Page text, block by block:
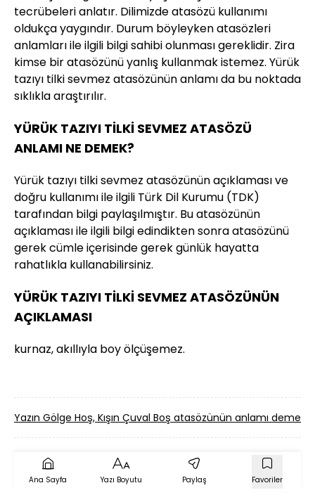
tecrübeleri anlatır. Dilimizde atasözü kullanımı
oldukça yaygındır. Durum böyleyken atasözleri
anlamları ile ilgili bilgi sahibi olunması gereklidir. Zira
kimse bir atasözünü yanlış kullanmak istemez. Yürük
tazıyı tilki sevmez atasözünün anlamı da bu noktada
sıklıkla araştırılır.
YÜRÜK TAZIYI TİLKİ SEVMEZ ATASÖZÜ
ANLAMI NE DEMEK?
Yürük tazıyı tilki sevmez atasözünün açıklaması ve
doğru kullanımı ile ilgili Türk Dil Kurumu (TDK)
tarafından bilgi paylaşılmıştır. Bu atasözünün
açıklaması ile ilgili bilgi edindikten sonra atasözünü
gerek cümle içerisinde gerek günlük hayatta
rahatlıkla kullanabilirsiniz.
YÜRÜK TAZIYI TİLKİ SEVMEZ ATASÖZÜNÜN
AÇIKLAMASI
kurnaz, akıllıyla boy ölçüşemez.
Yazın Gölge Hoş, Kışın Çuval Boş atasözünün anlamı demek?
Ana Sayfa Yazı Boyutu Paylaş Favoriler